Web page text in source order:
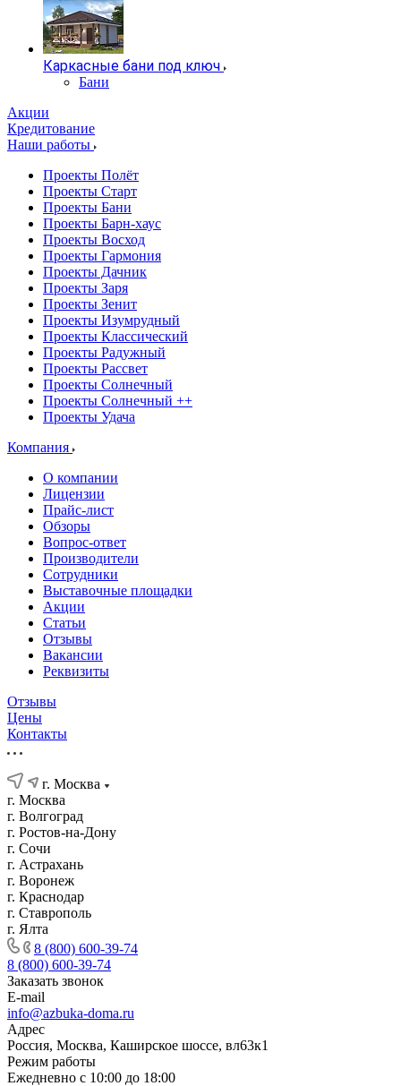
Каркасные бани под ключ
Бани
Акции
Кредитование
Наши работы
Проекты Полёт
Проекты Старт
Проекты Бани
Проекты Барн-хаус
Проекты Восход
Проекты Гармония
Проекты Дачник
Проекты Заря
Проекты Зенит
Проекты Изумрудный
Проекты Классический
Проекты Радужный
Проекты Рассвет
Проекты Солнечный
Проекты Солнечный ++
Проекты Удача
Компания
О компании
Лицензии
Прайс-лист
Обзоры
Вопрос-ответ
Производители
Сотрудники
Выставочные площадки
Акции
Статьи
Отзывы
Вакансии
Реквизиты
Отзывы
Цены
Контакты
г. Москва
г. Москва
г. Волгоград
г. Ростов-на-Дону
г. Сочи
г. Астрахань
г. Воронеж
г. Краснодар
г. Ставрополь
г. Ялта
8 (800) 600-39-74
8 (800) 600-39-74
Заказать звонок
E-mail
info@azbuka-doma.ru
Адрес
Россия, Москва, Каширское шоссе, вл63к1
Режим работы
Ежедневно с 10:00 до 18:00